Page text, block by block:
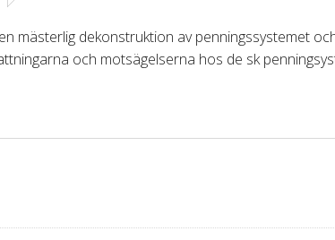
mästerlig dekonstruktion av penningssystemet
och motsägelserna hos de sk